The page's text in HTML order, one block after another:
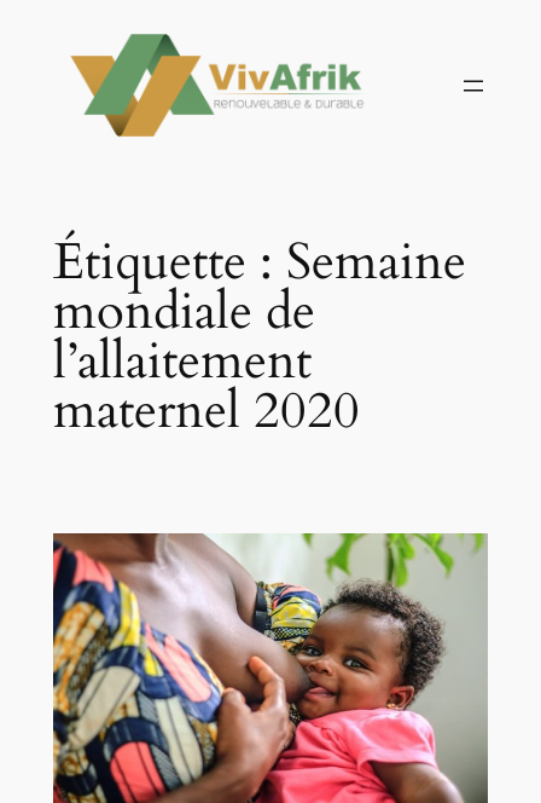
contenu
Étiquette : Semaine
mondiale de
l’allaitement
maternel 2020